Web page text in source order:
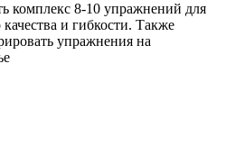
комплекс 8-10 упражнений для
и гибкости. Также
упражнения на